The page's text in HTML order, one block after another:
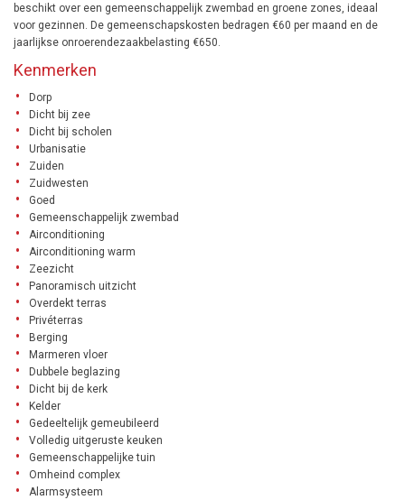
beschikt over een gemeenschappelijk zwembad en groene zones, ideaal
voor gezinnen. De gemeenschapskosten bedragen €60 per maand en de
jaarlijkse onroerendezaakbelasting €650.
Kenmerken
Dorp
Dicht bij zee
Dicht bij scholen
Urbanisatie
Zuiden
Zuidwesten
Goed
Gemeenschappelijk zwembad
Airconditioning
Airconditioning warm
Zeezicht
Panoramisch uitzicht
Overdekt terras
Privéterras
Berging
Marmeren vloer
Dubbele beglazing
Dicht bij de kerk
Kelder
Gedeeltelijk gemeubileerd
Volledig uitgeruste keuken
Gemeenschappelijke tuin
Omheind complex
Alarmsysteem